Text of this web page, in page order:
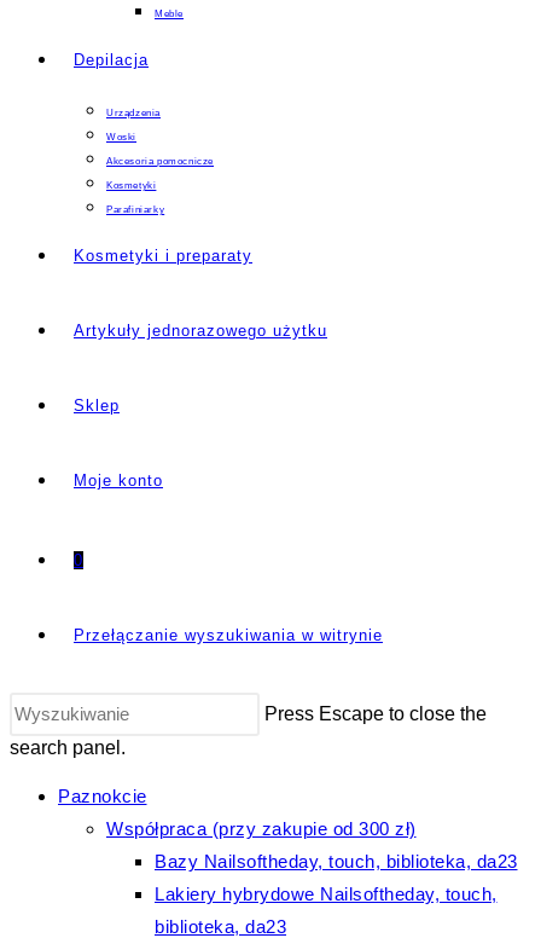
Meble
Depilacja
Urządzenia
Woski
Akcesoria pomocnicze
Kosmetyki
Parafiniarky
Kosmetyki i preparaty
Artykuły jednorazowego użytku
Sklep
Moje konto
0
Przełączanie wyszukiwania w witrynie
Press Escape to close the
search panel.
Paznokcie
Współpraca (przy zakupie od 300 zł)
Bazy Nailsoftheday, touch, biblioteka, da23
Lakiery hybrydowe Nailsoftheday, touch,
biblioteka, da23